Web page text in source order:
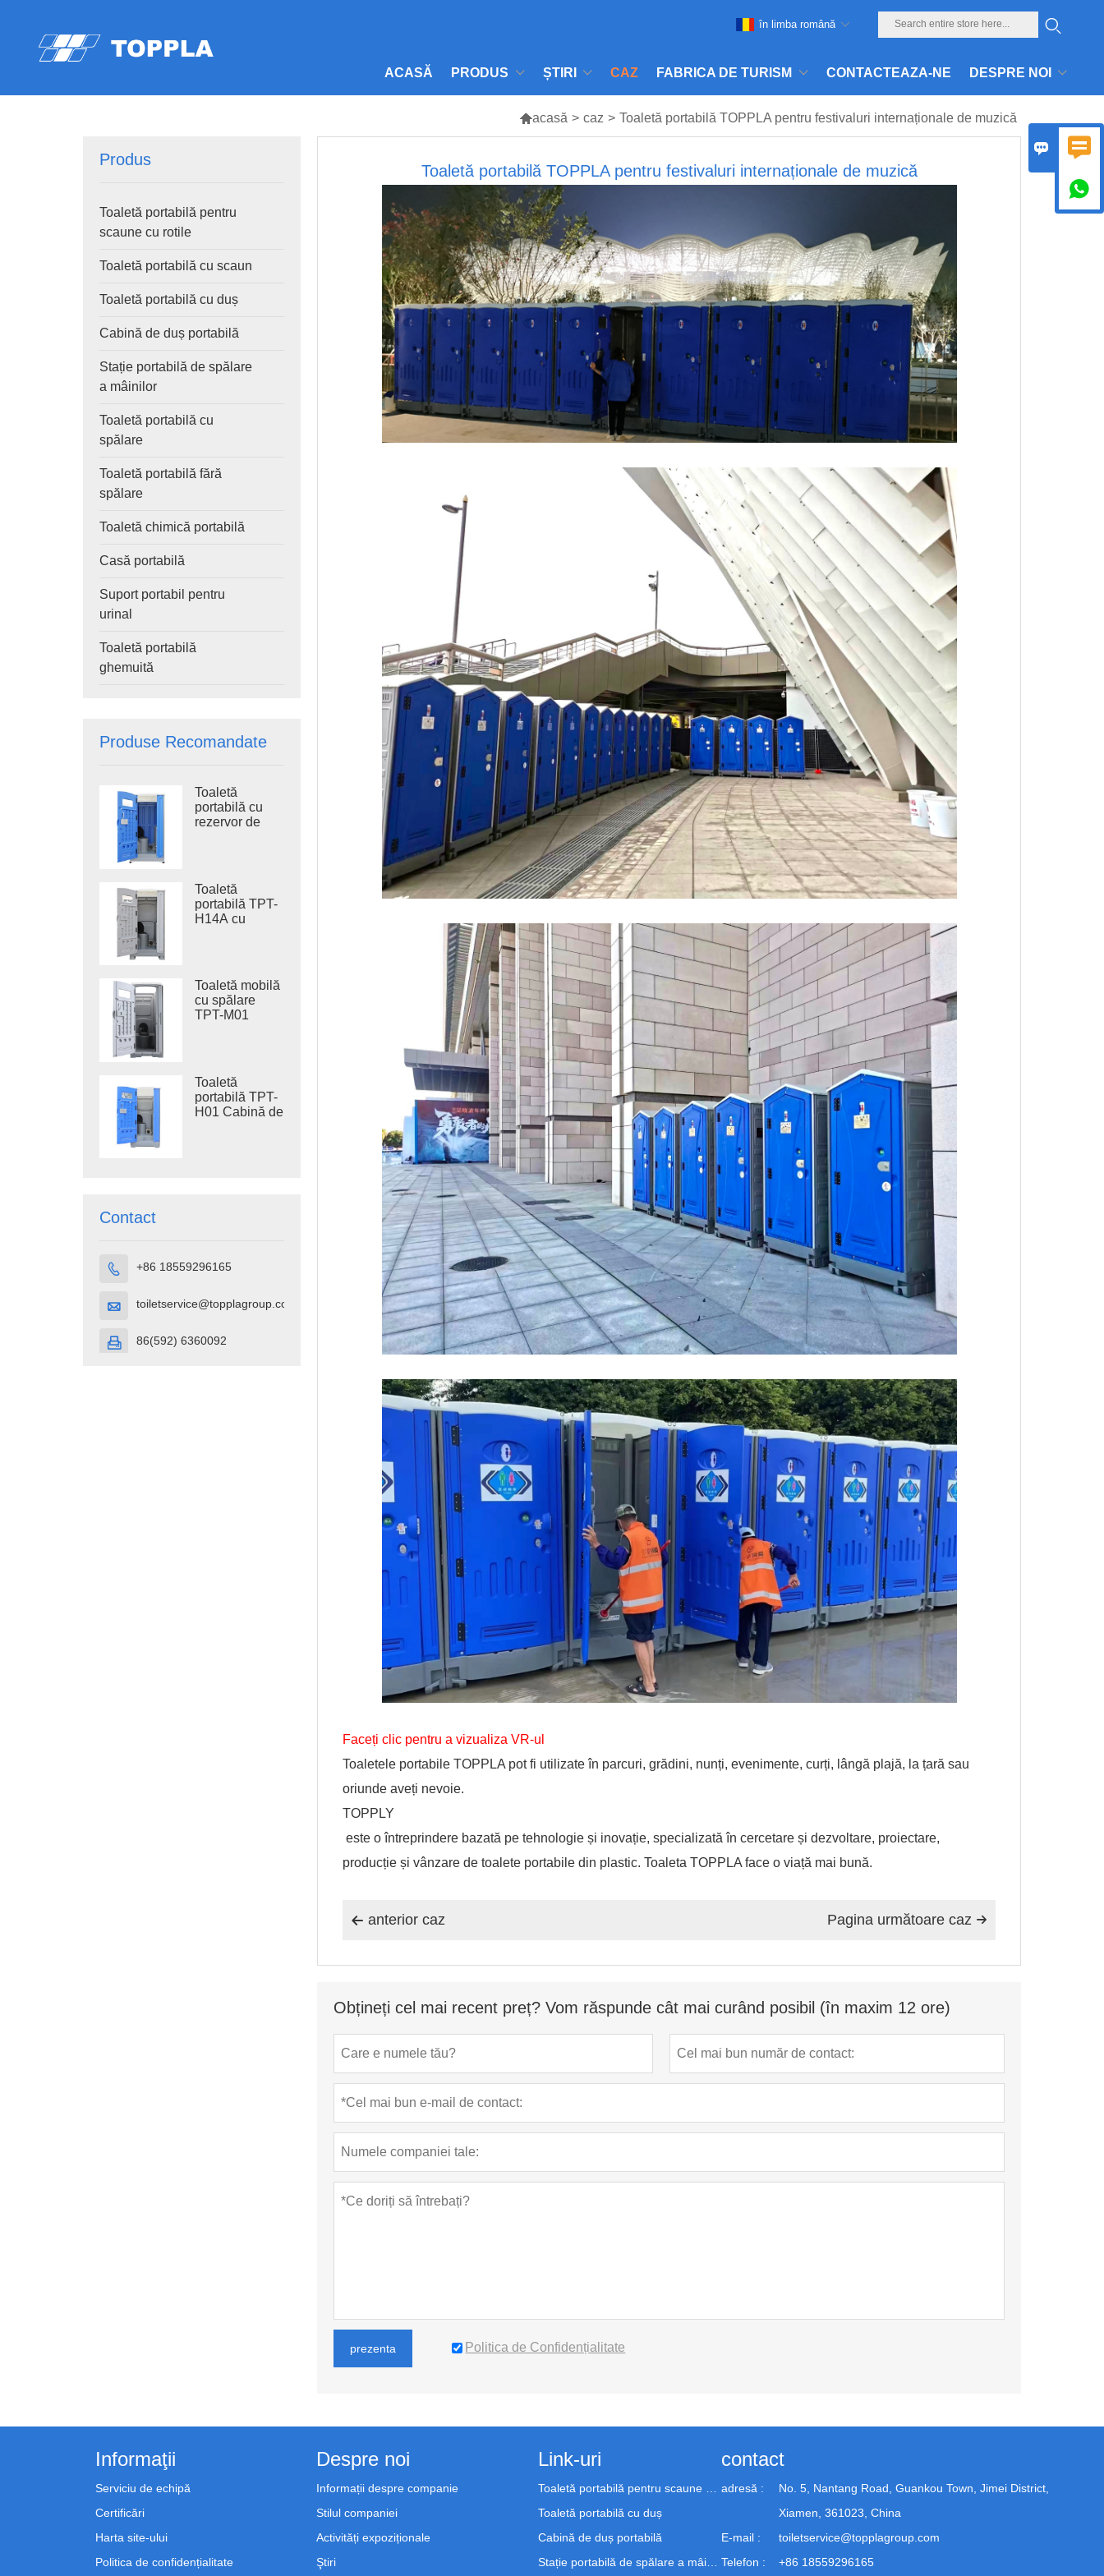
ACASĂ PRODUS ȘTIRI CAZ FABRICA DE TURISM CONTACTEAZA-NE DESPRE NOI
în limba română
acasă > caz > Toaletă portabilă TOPPLA pentru festivaluri internaționale de muzică
Produs
Toaletă portabilă pentru
scaune cu rotile
Toaletă portabilă cu scaun
Toaletă portabilă cu duș
Cabină de duș portabilă
Stație portabilă de spălare
a mâinilor
Toaletă portabilă cu
spălare
Toaletă portabilă fără
spălare
Toaletă chimică portabilă
Casă portabilă
Suport portabil pentru
urinal
Toaletă portabilă
ghemuită
Produse Recomandate
Toaletă
portabilă cu
rezervor de
portabilă cu
sistem de
spălare din
oțel, toaletă de
Toaletă
portabilă TPT-
H14A cu
din plastic
pentru exterior
Toaletă mobilă
cu spălare
TPT-M01
Toaletă
portabilă TPT-
H01 Cabină de
Contact
 +86 18559296165
 toiletservice@topplagroup.com
 86(592) 6360092
Toaletă portabilă TOPPLA pentru festivaluri internaționale de muzică
Faceți clic pentru a vizualiza VR-ul
Toaletele portabile TOPPLA pot fi utilizate în parcuri, grădini, nunți, evenimente, curți, lângă plajă, la țară sau
oriunde aveți nevoie.
TOPPLY
este o întreprindere bazată pe tehnologie și inovație, specializată în cercetare și dezvoltare, proiectare,
producție și vânzare de toalete portabile din plastic. Toaleta TOPPLA face o viață mai bună.
 anterior caz 
Pagina următoare caz
Obțineți cel mai recent preț? Vom răspunde cât mai curând posibil (în maxim 12 ore)
prezenta Politica de Confidențialitate
contact
adresă :
No. 5, Nantang Road, Guankou Town, Jimei District,
Xiamen, 361023, China
E-mail :
toiletservice@topplagroup.com
Telefon :
+86 18559296165
Informaţii
Serviciu de echipă
Certificări
Harta site-ului
Politica de confidențialitate
Despre noi
Informații despre companie
Stilul companiei
Activități expoziționale
Ştiri
Link-uri
Toaletă portabilă cu duș
Cabină de duș portabilă
 
